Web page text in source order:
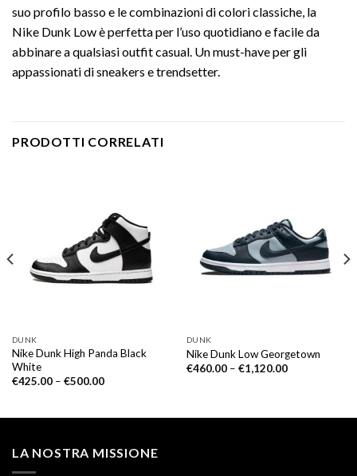
suo profilo basso e le combinazioni di colori classiche, la
Nike Dunk Low è perfetta per l’uso quotidiano e facile da
abbinare a qualsiasi outfit casual. Un must-have per gli
appassionati di sneakers e trendsetter.
PRODOTTI CORRELATI
DUNK
Nike Dunk High Panda Black
White
€425.00– €500.00
DUNK
Nike Dunk Low Georgetown
€460.00– €1,120.00
LA NOSTRA MISSIONE